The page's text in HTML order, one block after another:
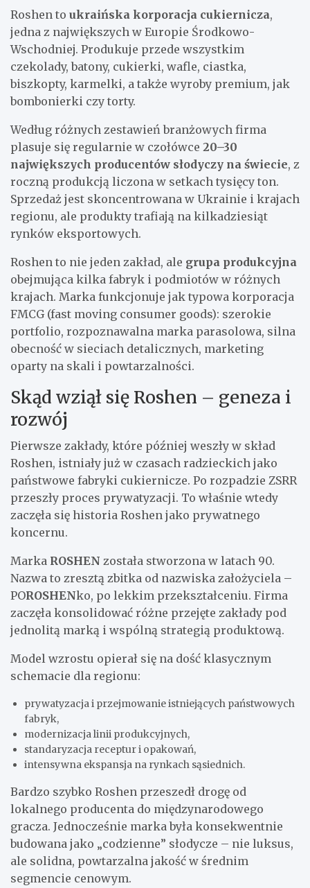
Roshen to ukraińska korporacja cukiernicza,
jedna z największych w Europie Środkowo-
Wschodniej. Produkuje przede wszystkim
czekolady, batony, cukierki, wafle, ciastka,
biszkopty, karmelki, a także wyroby premium, jak
bombonierki czy torty.
Według różnych zestawień branżowych firma
plasuje się regularnie w czołówce 20–30
największych producentów słodyczy na świecie, z
roczną produkcją liczona w setkach tysięcy ton.
Sprzedaż jest skoncentrowana w Ukrainie i krajach
regionu, ale produkty trafiają na kilkadziesiąt
rynków eksportowych.
Roshen to nie jeden zakład, ale grupa produkcyjna
obejmująca kilka fabryk i podmiotów w różnych
krajach. Marka funkcjonuje jak typowa korporacja
FMCG (fast moving consumer goods): szerokie
portfolio, rozpoznawalna marka parasolowa, silna
obecność w sieciach detalicznych, marketing
oparty na skali i powtarzalności.
Skąd wziął się Roshen – geneza i
rozwój
Pierwsze zakłady, które później weszły w skład
Roshen, istniały już w czasach radzieckich jako
państwowe fabryki cukiernicze. Po rozpadzie ZSRR
przeszły proces prywatyzacji. To właśnie wtedy
zaczęła się historia Roshen jako prywatnego
koncernu.
Marka ROSHEN została stworzona w latach 90.
Nazwa to zresztą zbitka od nazwiska założyciela –
POROSHENko, po lekkim przekształceniu. Firma
zaczęła konsolidować różne przejęte zakłady pod
jednolitą marką i wspólną strategią produktową.
Model wzrostu opierał się na dość klasycznym
schemacie dla regionu:
prywatyzacja i przejmowanie istniejących państwowych
fabryk,
modernizacja linii produkcyjnych,
standaryzacja receptur i opakowań,
intensywna ekspansja na rynkach sąsiednich.
Bardzo szybko Roshen przeszedł drogę od
lokalnego producenta do międzynarodowego
gracza. Jednocześnie marka była konsekwentnie
budowana jako „codzienne” słodycze – nie luksus,
ale solidna, powtarzalna jakość w średnim
segmencie cenowym.